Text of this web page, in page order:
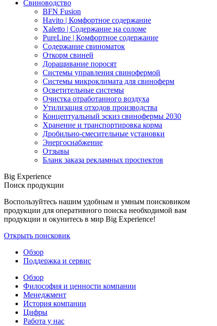
Свиноводство
BFN Fusion
Havito | Комфортное содержание
Xaletto | Содержание на соломе
PureLine | Комфортное содержание
Содержание свиноматок
Откорм свиней
Доращивание поросят
Системы управления свинофермой
Системы микроклимата для свиноферм
Осветительные системы
Очистка отработанного воздуха
Утилизация отходов производства
Концептуальный эскиз свинофермы 2030
Хранение и транспортировка корма
Дробильно-смесительные установки
Энергоснабжение
Отзывы
Бланк заказа рекламных проспектов
Big Experience
Поиск продукции
Воспользуйтесь нашим удобным и умным поисковиком
продукции для оперативного поиска необходимой вам
продукции и окунитесь в мир Big Experience!
Открыть поисковик
Обзор
Поддержка и сервис
Обзор
Философия и ценности компании
Менеджмент
История компании
Цифры
Работа у нас